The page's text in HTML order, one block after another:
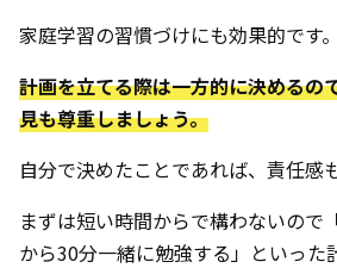
家庭学習の習慣づけにも効果的です。
計画を立てる際は一方的に決めるの
見も尊重しましょう。
自分で決めたことであれば、責任感
まずは短い時間からで構わないので
から30分一緒に勉強する」といった